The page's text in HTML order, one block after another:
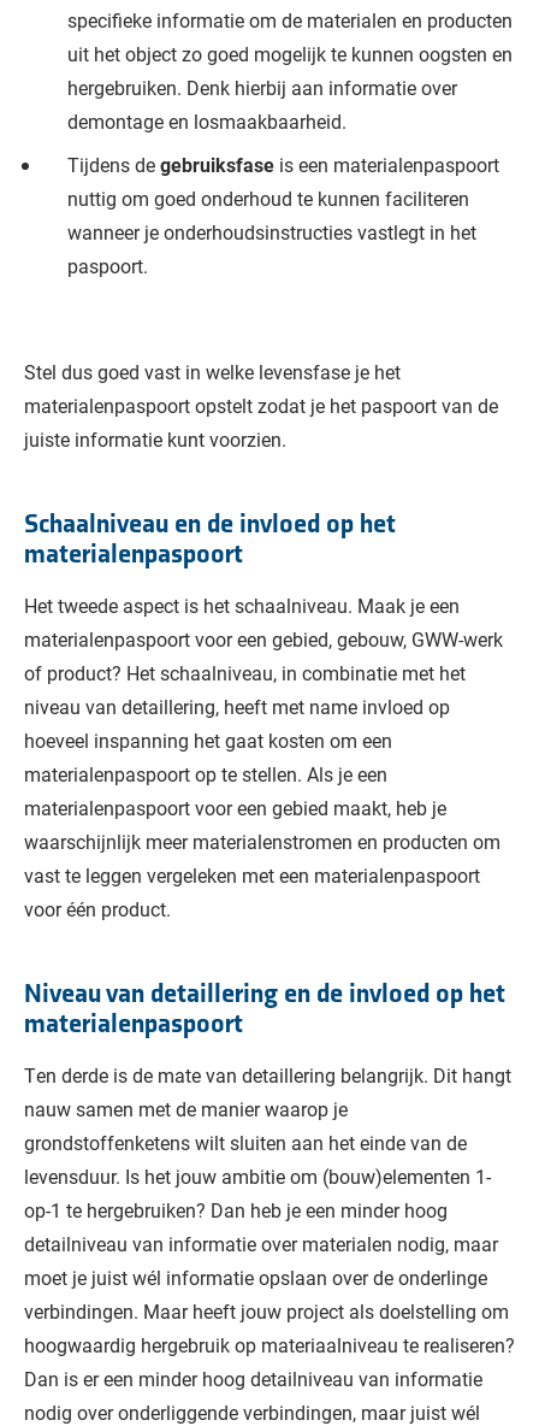
specifieke informatie om de materialen en producten
uit het object zo goed mogelijk te kunnen oogsten en
hergebruiken. Denk hierbij aan informatie over
demontage en losmaakbaarheid.
Tijdens degebruiksfase is een materialenpaspoort
nuttig om goed onderhoud te kunnen faciliteren
wanneer je onderhoudsinstructies vastlegt in het
paspoort.
Stel dus goed vast in welke levensfase je het
materialenpaspoort opstelt zodat je het paspoort van de
juiste informatie kunt voorzien.
Schaalniveau en de invloed op het
materialenpaspoort
Het tweede aspect is het schaalniveau. Maak je een
materialenpaspoort voor een gebied, gebouw, GWW-werk
of product? Het schaalniveau, in combinatie met het
niveau van detaillering, heeft met name invloed op
hoeveel inspanning het gaat kosten om een
materialenpaspoort op te stellen. Als je een
materialenpaspoort voor een gebied maakt, heb je
waarschijnlijk meer materialenstromen en producten om
vast te leggen vergeleken met een materialenpaspoort
voor één product.
Niveau van detaillering en de invloed op het
materialenpaspoort
Ten derde is de mate van detaillering belangrijk. Dit hangt
nauw samen met de manier waarop je
grondstoffenketens wilt sluiten aan het einde van de
levensduur. Is het jouw ambitie om (bouw)elementen 1-
op-1 te hergebruiken? Dan heb je een minder hoog
detailniveau van informatie over materialen nodig, maar
moet je juist wél informatie opslaan over de onderlinge
verbindingen. Maar heeft jouw project als doelstelling om
hoogwaardig hergebruik op materiaalniveau te realiseren?
Dan is er een minder hoog detailniveau van informatie
nodig over onderliggende verbindingen, maar juist wél